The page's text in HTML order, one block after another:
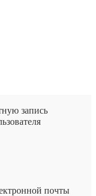
запись
почты